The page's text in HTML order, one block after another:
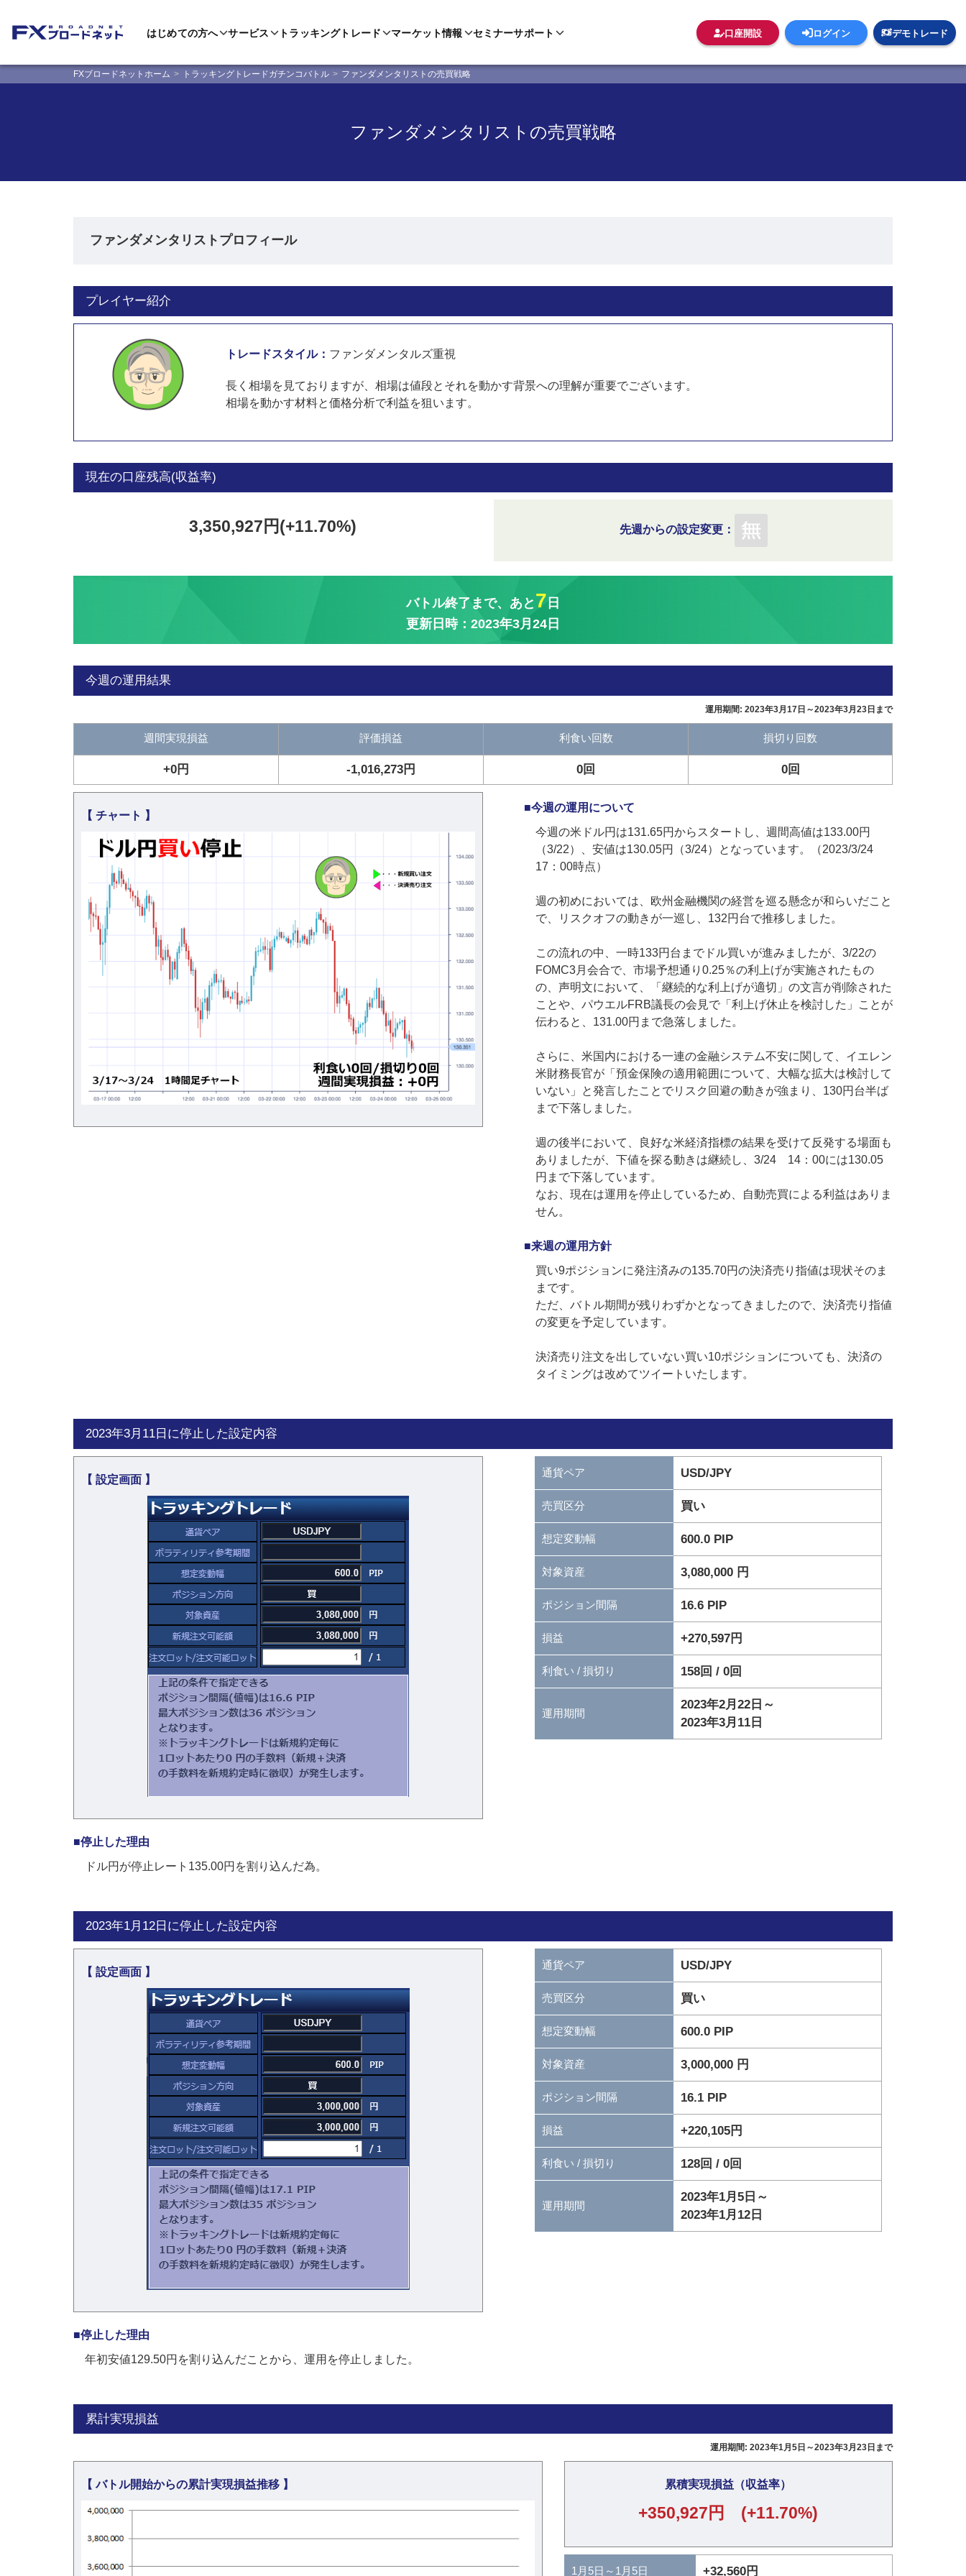
はじめての方へ サービス トラッキングトレード マーケット情報 セミナーサポート 口座開設 ログイン デモトレード
FXブロードネットホーム トラッキングトレードガチンコバトル ファンダメンタリストの売買戦略
ファンダメンタリストの売買戦略
ファンダメンタリストプロフィール
プレイヤー紹介
トレードスタイル： ファンダメンタルズ重視
長く相場を見ておりますが、相場は値段とそれを動かす背景への理解が重要でございます。
相場を動かす材料と価格分析で利益を狙います。
現在の口座残高(収益率)
3,350,927円(+11.70%) 先週からの設定変更：
バトル終了まで、あと 7 日
更新日時：2023年3月24日
今週の運用結果
運用期間: 2023年3月17日～2023年3月23日まで
週間実現損益
+0円
評価損益
-1,016,273円
利食い回数
0回
損切り回数
0回
■今週の運用について
今週の米ドル円は131.65円からスタートし、週間高値は133.00円
（3/22）、安値は130.05円（3/24）となっています。（2023/3/24
17：00時点）
週の初めにおいては、欧州金融機関の経営を巡る懸念が和らいだこと
で、リスクオフの動きが一巡し、132円台で推移しました。
この流れの中、一時133円台までドル買いが進みましたが、3/22の
FOMC3月会合で、市場予想通り0.25％の利上げが実施されたもの
の、声明文において、「継続的な利上げが適切」の文言が削除された
ことや、パウエルFRB議長の会見で「利上げ休止を検討した」ことが
伝わると、131.00円まで急落しました。
さらに、米国内における一連の金融システム不安に関して、イエレン
米財務長官が「預金保険の適用範囲について、大幅な拡大は検討して
いない」と発言したことでリスク回避の動きが強まり、130円台半ば
まで下落しました。
週の後半において、良好な米経済指標の結果を受けて反発する場面も
ありましたが、下値を探る動きは継続し、3/24 14：00には130.05
円まで下落しています。
なお、現在は運用を停止しているため、自動売買による利益はありま
せん。
■来週の運用方針
買い9ポジションに発注済みの135.70円の決済売り指値は現状そのま
まです。
ただ、バトル期間が残りわずかとなってきましたので、決済売り指値
の変更を予定しています。
決済売り注文を出していない買い10ポジションについても、決済の
タイミングは改めてツイートいたします。
【 チャート 】
2023年3月11日に停止した設定内容
【 設定画面 】
通貨ペア USD/JPY
売買区分 買い
想定変動幅 600.0 PIP
対象資産 3,080,000 円
ポジション間隔 16.6 PIP
損益 +270,597円
利食い / 損切り 158回 / 0回
運用期間
2023年2月22日～
2023年3月11日
■停止した理由
ドル円が停止レート135.00円を割り込んだ為。
2023年1月12日に停止した設定内容
【 設定画面 】
通貨ペア USD/JPY
売買区分 買い
想定変動幅 600.0 PIP
対象資産 3,000,000 円
ポジション間隔 16.1 PIP
損益 +220,105円
利食い / 損切り 128回 / 0回
運用期間
2023年1月5日～
2023年1月12日
■停止した理由
年初安値129.50円を割り込んだことから、運用を停止しました。
累計実現損益
運用期間: 2023年1月5日～2023年3月23日まで
【 バトル開始からの累計実現損益推移 】 累積実現損益（収益率）
+350,927円 (+11.70%)
1月5日～1月5日 +32,560円